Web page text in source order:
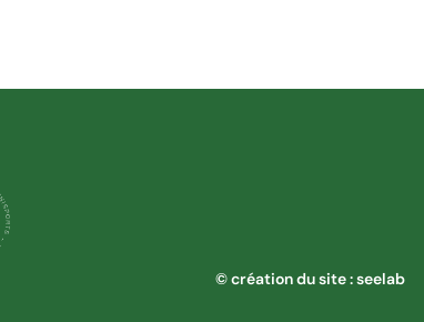
© création du site : seelab